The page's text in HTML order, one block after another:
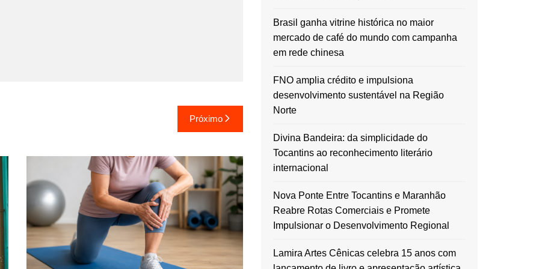
Próximo
Brasil ganha vitrine histórica no maior
mercado de café do mundo com campanha
em rede chinesa
FNO amplia crédito e impulsiona
desenvolvimento sustentável na Região
Norte
Divina Bandeira: da simplicidade do
Tocantins ao reconhecimento literário
internacional
Nova Ponte Entre Tocantins e Maranhão
Reabre Rotas Comerciais e Promete
Impulsionar o Desenvolvimento Regional
Lamira Artes Cênicas celebra 15 anos com